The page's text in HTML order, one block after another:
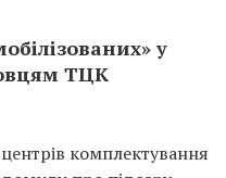
у
ТЦК
комплектування